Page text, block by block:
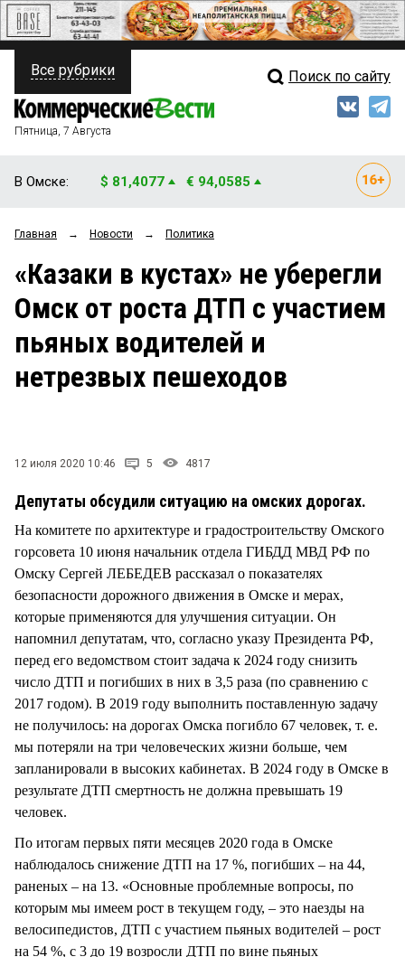
ПОЛИТИКА
ФИНАНСЫ
ОБЩЕСТВО
ЗАКОН
НОВОСТИ КОМПАНИЙ
Свежий выпуск
Рейтинги
Блоги
Архив
Все рубрики Поиск по сайту
Пятница, 7 Августа
В Омске: $ 81,4077 € 94,0585
Главная → Новости → Политика
«Казаки в кустах» не уберегли
Омск от роста ДТП с участием
пьяных водителей и
нетрезвых пешеходов
12 июля 2020 10:46 5 4817
Депутаты обсудили ситуацию на омских дорогах.
На комитете по архитектуре и градостроительству Омского
горсовета 10 июня начальник отдела ГИБДД МВД РФ по
Омску Сергей ЛЕБЕДЕВ рассказал о показателях
безопасности дорожного движения в Омске и мерах,
которые применяются для улучшения ситуации. Он
напомнил депутатам, что, согласно указу Президента РФ,
перед его ведомством стоит задача к 2024 году снизить
число ДТП и погибших в них в 3,5 раза (по сравнению с
2017 годом). В 2019 году выполнить поставленную задачу
не получилось: на дорогах Омска погибло 67 человек, т. е.
мы потеряли на три человеческих жизни больше, чем
запланировали в высоких кабинетах. В 2024 году в Омске в
результате ДТП смертность не должна превышать 19
человек.
По итогам первых пяти месяцев 2020 года в Омске
наблюдалось снижение ДТП на 17 %, погибших – на 44,
раненых – на 13. «Основные проблемные вопросы, по
которым мы имеем рост в текущем году, – это наезды на
велосипедистов, ДТП с участием пьяных водителей – рост
на 54 %, с 3 до 19 возросли ДТП по вине пьяных